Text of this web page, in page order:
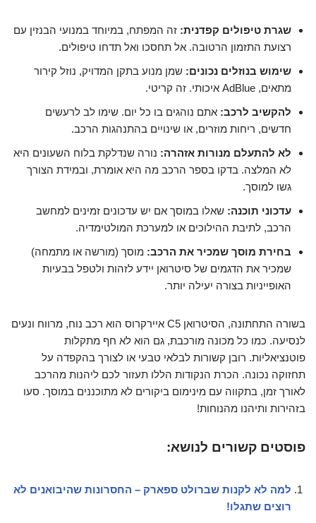
שגרת טיפולים קפדנית: זה המפתח, במיוחד במנועי הבנזין עם
רצועת התזמון הרטובה. אל תחסכו ואל תדחו טיפולים.
שימוש בנוזלים נכונים: שמן מנוע בתקן המדויק, נוזל קירור
מתאים, AdBlue איכותי. זה קריטי.
להקשיב לרכב: אתם נוהגים בו כל יום. שימו לב לרעשים
חדשים, ריחות מוזרים, או שינויים בהתנהגות הרכב.
לא להתעלם מנורות אזהרה: נורה שנדלקת בלוח השעונים היא
לא המלצה. בדקו בספר הרכב מה היא אומרת, ובמידת הצורך
גשו למוסך.
עדכוני תוכנה: שאלו במוסך אם יש עדכונים זמינים למחשב
הרכב, לתיבת ההילוכים או למערכת המולטימדיה.
בחירת מוסך שמכיר את הרכב: מוסך (מורשה או מתמחה)
שמכיר את הדגמים של סיטרואן יידע לזהות ולטפל בבעיות
האופייניות בצורה יעילה יותר.
בשורה התחתונה, הסיטרואן C5 איירקרוס הוא רכב נוח, מרווח ונעים
לנסיעה. כמו כל מכונה מורכבת, גם הוא לא חף מתקלות
פוטנציאליות. רובן קשורות לבלאי טבעי או לצורך בהקפדה על
תחזוקה נכונה. הכרת הנקודות הללו תעזור לכם ליהנות מהרכב
לאורך זמן, בתקווה עם מינימום ביקורים לא מתוכננים במוסך. סעו
בזהירות ותיהנו מהנוחות!
פוסטים קשורים לנושא:
למה לא לקנות שברולט ספארק – החסרונות שהיבואנים לא
רוצים שתגלו!